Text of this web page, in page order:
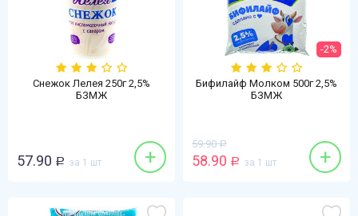
Снежок Лелея 250г 2,5%
БЗМЖ
57.90 Р за 1 шт +
-2%
Бифилайф Молком 500г 2,5%
БЗМЖ
59.90 Р
58.90 Р за 1 шт +